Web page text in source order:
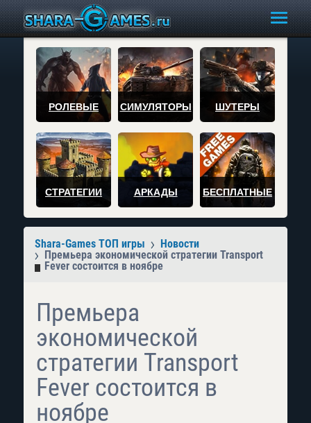
РОЛЕВЫЕ СИМУЛЯТОРЫ ШУТЕРЫ
СТРАТЕГИИ АРКАДЫ БЕСПЛАТНЫЕ
Shara-Games ТОП игры
Новости
Премьера экономической стратегии Transport
Fever состоится в ноябре
Премьера
экономической
стратегии Transport
Fever состоится в
ноябре